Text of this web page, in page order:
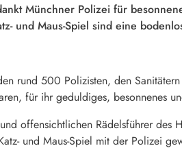
Münchner Polizei für
und Maus-Spiel sind eine
rund 500 Polizisten, den
für ihr geduldiges, besonnenes
offensichtlichen Rädelsführer des
und Maus-Spiel mit der Polizei